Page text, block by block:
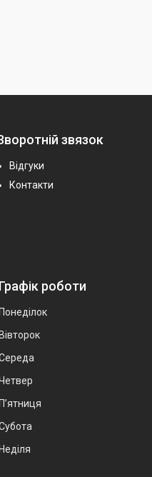
звязок
Відгуки
Контакти
Графік роботи
Понеділок
Вівторок
Пʼятниця
Неділя